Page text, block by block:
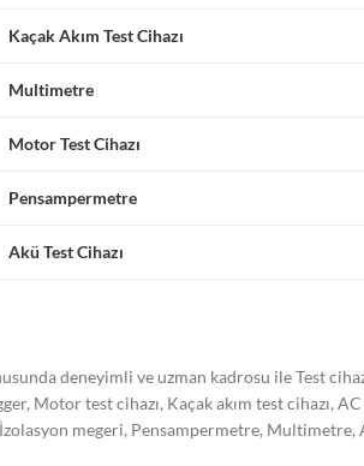
Kaçak Akım Test Cihazı
Multimetre
Motor Test Cihazı
Pensampermetre
Akü Test Cihazı
deneyimli ve uzman kadrosu ile Test
Motor test cihazı, Kaçak akım test cihazı,
megeri, Pensampermetre, Multimetre,